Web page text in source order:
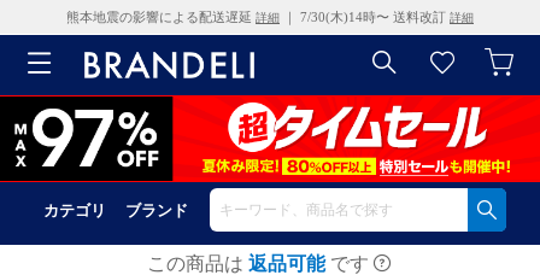
熊本地震の影響による配送遅延 詳細 ｜ 7/30(木)14時〜 送料改訂 詳細
カテゴリ ブランド
この商品は 返品可能 です